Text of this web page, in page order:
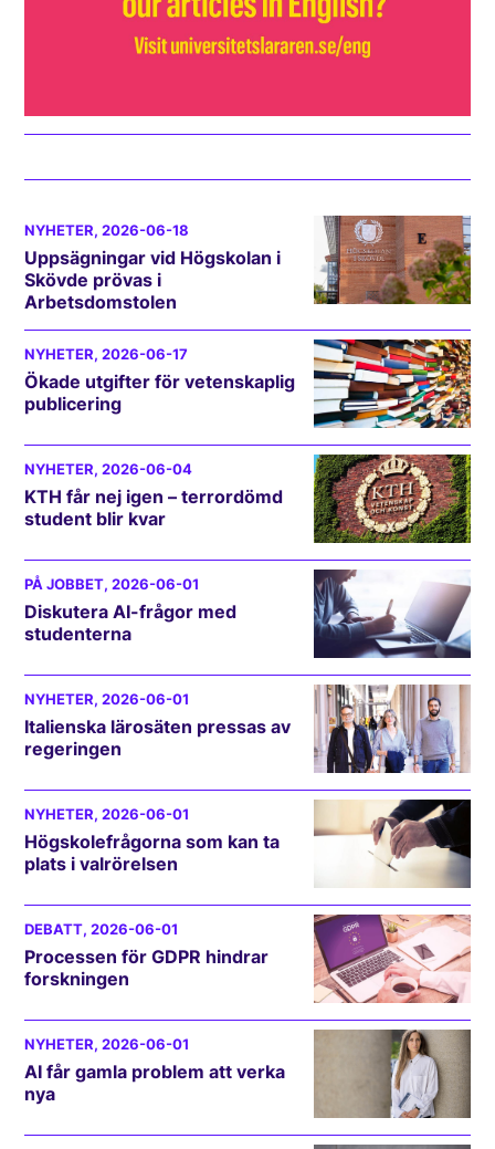
NYHETER, 2026-06-18
Uppsägningar vid Högskolan i
Skövde prövas i
Arbetsdomstolen
NYHETER, 2026-06-17
Ökade utgifter för vetenskaplig
publicering
NYHETER, 2026-06-04
KTH får nej igen – terrordömd
student blir kvar
PÅ JOBBET, 2026-06-01
Diskutera AI-frågor med
studenterna
NYHETER, 2026-06-01
Italienska lärosäten pressas av
regeringen
NYHETER, 2026-06-01
Högskolefrågorna som kan ta
plats i valrörelsen
DEBATT, 2026-06-01
Processen för GDPR hindrar
forskningen
NYHETER, 2026-06-01
AI får gamla problem att verka
nya